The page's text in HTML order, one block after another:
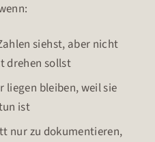
siehst, aber nicht
drehen sollst
liegen bleiben, weil sie
ist
nur zu dokumentieren,